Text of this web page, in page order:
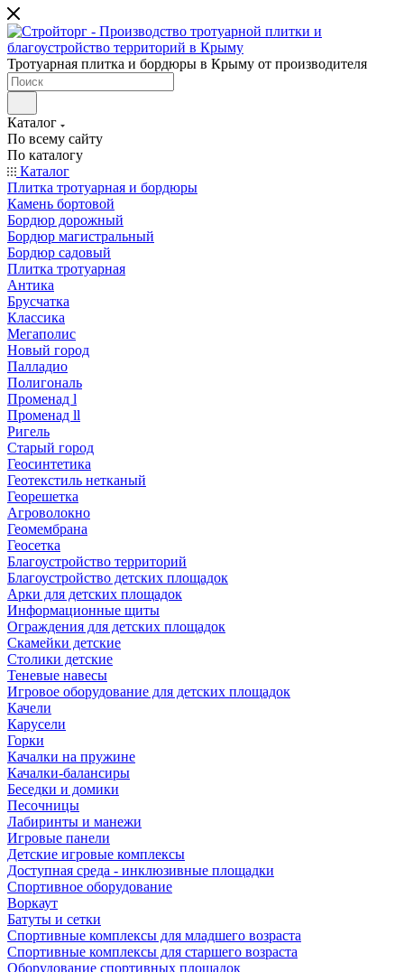
Тротуарная плитка и бордюры в Крыму от производителя
Каталог
По всему сайту
По каталогу
Каталог
Плитка тротуарная и бордюры
Камень бортовой
Бордюр дорожный
Бордюр магистральный
Бордюр садовый
Плитка тротуарная
Антика
Брусчатка
Классика
Мегаполис
Новый город
Палладио
Полигональ
Променад l
Променад ll
Ригель
Старый город
Геосинтетика
Геотекстиль нетканый
Георешетка
Агроволокно
Геомембрана
Геосетка
Благоустройство территорий
Благоустройство детских площадок
Арки для детских площадок
Информационные щиты
Ограждения для детских площадок
Скамейки детские
Столики детские
Теневые навесы
Игровое оборудование для детских площадок
Качели
Карусели
Горки
Качалки на пружине
Качалки-балансиры
Беседки и домики
Песочницы
Лабиринты и манежи
Игровые панели
Детские игровые комплексы
Доступная среда - инклюзивные площадки
Спортивное оборудование
Воркаут
Батуты и сетки
Спортивные комплексы для младшего возраста
Спортивные комплексы для старшего возраста
Оборудование спортивных площадок